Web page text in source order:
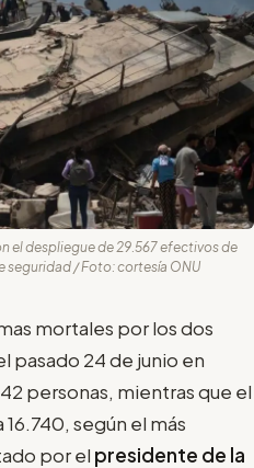
el despliegue de 29.567 efectivos de
seguridad / Foto: cortesía ONU
mortales por los dos
pasado 24 de junio en
personas, mientras que el
según el más
por el presidente de la